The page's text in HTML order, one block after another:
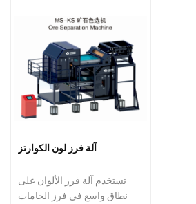
آلة فرز لون الكوارتز
تستخدم آلة فرز الألوان على
نطاق واسع في فرز الخامات